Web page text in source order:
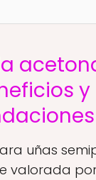
y
uñas
valorada